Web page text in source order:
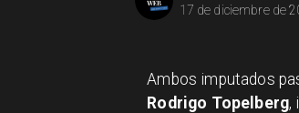
17 de diciembre de
Ambos imputados
Rodrigo Topelberg,